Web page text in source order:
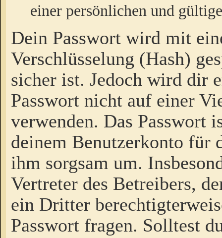
einer persönlichen und
Dein Passwort wird mit
Verschlüsselung (Hash)
sicher ist. Jedoch wird dir
Passwort nicht auf einer
verwenden. Das Passwort
deinem Benutzerkonto für
ihm sorgsam um.
Vertreter des Betreibers,
ein Dritter
Passwort fragen. Solltest